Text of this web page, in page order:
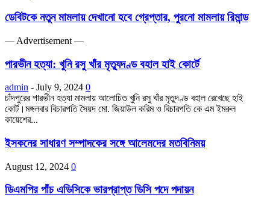
ডেবিটকে নতুন মামলায় দেখানো হবে গ্রেপ্তার, পুরনো মামলায় রিমান্ড
― Advertisement ―
পারভীন হত্যা: খুনি রসু খাঁর মৃত্যুদণ্ড বহাল হাই কোর্টে
admin - July 9, 2024 0
চাঁদপুরের পারভীন হত্যা মামলায় আলোচিত খুনি রসু খাঁর মৃতুদণ্ড বহাল রেখেছে হাই
কোর্ট।মঙ্গলবার বিচারপতি সৈয়দ মো. জিয়াউল করিম ও বিচারপতি কে এম ইমরুল
কায়েশের...
ইসকনের সাধারণ সম্পাদকের সঙ্গে আলেমদের মতবিনিময়
August 12, 2024 0
ডিএমপির পাঁচ এডিসিকে ভারপ্রাপ্ত ডিসি পদে পদায়ন